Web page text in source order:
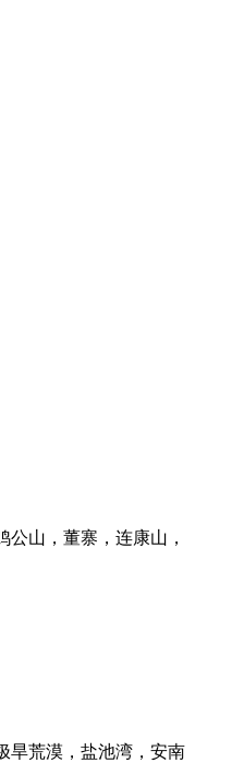
山，董寨，连康山，
旱荒漠，盐池湾，安南